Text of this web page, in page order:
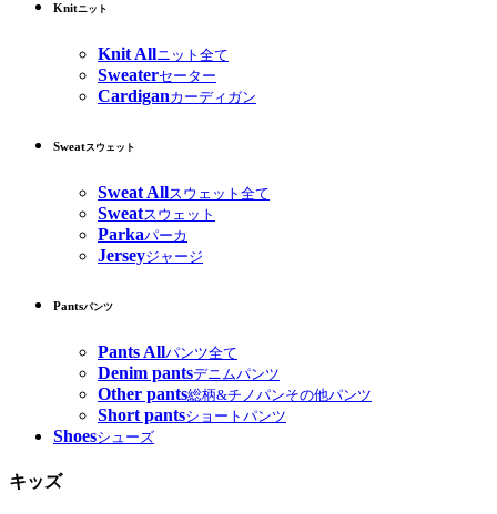
Knitニット
Knit Allニット全て
Sweaterセーター
Cardiganカーディガン
Sweatスウェット
Sweat Allスウェット全て
Sweatスウェット
Parkaパーカ
Jerseyジャージ
Pantsパンツ
Pants Allパンツ全て
Denim pantsデニムパンツ
Other pants総柄&チノパンその他パンツ
Short pantsショートパンツ
Shoesシューズ
キッズ